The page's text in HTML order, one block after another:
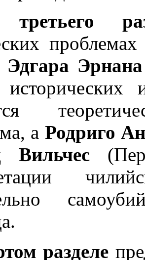
третьего
проблемах
Эдгара
а Родриго
Вильчес
разделе